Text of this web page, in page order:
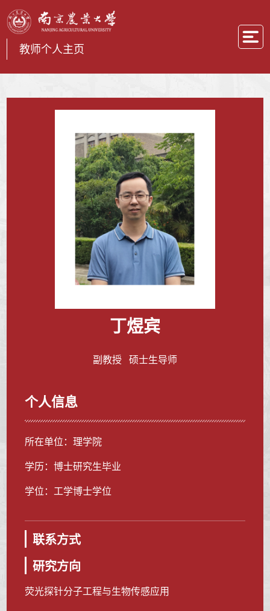
教师个人主页
丁煜宾
副教授 硕士生导师
个人信息
所在单位：理学院
学历：博士研究生毕业
学位：工学博士学位
联系方式
研究方向
荧光探针分子工程与生物传感应用